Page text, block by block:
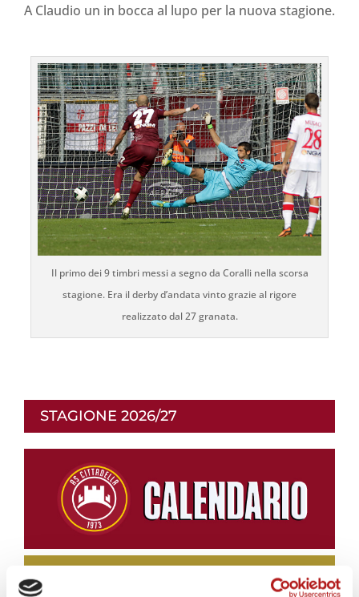
A Claudio un in bocca al lupo per la nuova stagione.
Il primo dei 9 timbri messi a segno da Coralli nella scorsa
stagione. Era il derby d’andata vinto grazie al rigore
realizzato dal 27 granata.
STAGIONE 2026/27